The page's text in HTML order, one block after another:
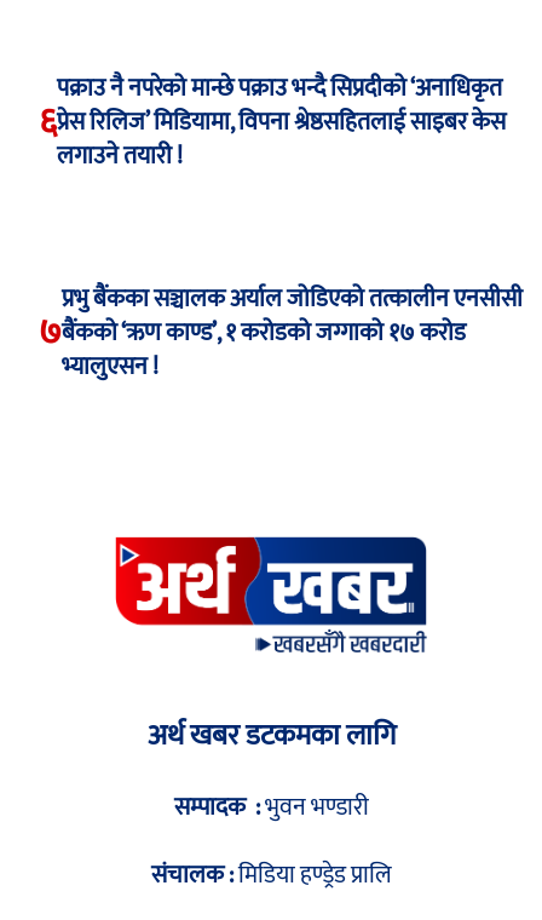
६
पक्राउ नै नपरेको मान्छे पक्राउ भन्दै सिप्रदीको ‘अनाधिकृत
प्रेस रिलिज’ मिडियामा, विपना श्रेष्ठसहितलाई साइबर केस
लगाउने तयारी !
७
प्रभु बैंकका सञ्चालक अर्याल जोडिएको तत्कालीन एनसीसी
बैंकको ‘ऋण काण्ड’, १ करोडको जग्गाको १७ करोड
भ्यालुएसन !
अर्थ खबर डटकमका लागि
सम्पादक :भुवन भण्डारी
संचालक :मिडिया हण्ड्रेड प्रालि